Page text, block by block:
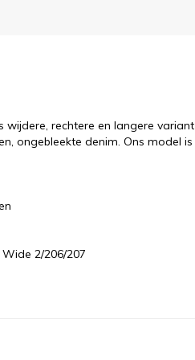
wijdere, rechtere en langere variant
ongebleekte denim. Ons model is
2/206/207